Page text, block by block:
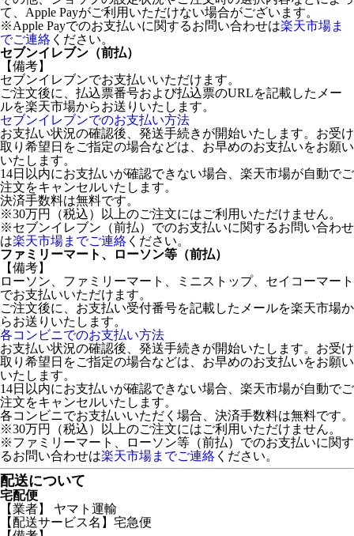
て、Apple Payがご利用いただけない場合がございます。
※Apple Payでのお支払いに関するお問い合わせは楽天市場ま
でご連絡 ください。
セブンイレブン（前払）
【備考】
セブンイレブンでお支払いいただけます。
ご注文後に、払込票番号および払込票のURLを記載したメー
ルを楽天市場からお送りいたします。
セブンイレブンでのお支払い方法
お支払い状況の確認後、発送手続きが開始いたします。お受け
取り希望日をご指定の場合などは、お早めのお支払いをお願い
いたします。
14日以内にお支払いが確認できない場合、楽天市場が自動でご
注文をキャンセルいたします。
決済手数料は無料です。
※30万円（税込）以上のご注文にはご利用いただけません。
※セブンイレブン（前払）でのお支払いに関するお問い合わせ
は楽天市場までご連絡 ください。
ファミリーマート、ローソン等（前払）
【備考】
ローソン、ファミリーマート、ミニストップ、セイコーマート
でお支払いいただけます。
ご注文後に、お支払い受付番号を記載したメールを楽天市場か
らお送りいたします。
各コンビニでのお支払い方法
お支払い状況の確認後、発送手続きが開始いたします。お受け
取り希望日をご指定の場合などは、お早めのお支払いをお願い
いたします。
14日以内にお支払いが確認できない場合、楽天市場が自動でご
注文をキャンセルいたします。
各コンビニでお支払いいただく場合、決済手数料は無料です。
※30万円（税込）以上のご注文にはご利用いただけません。
※ファミリーマート、ローソン等（前払）でのお支払いに関す
るお問い合わせは楽天市場までご連絡 ください。
配送について
宅配便
【業者】 ヤマト運輸
【配送サービス名】宅急便